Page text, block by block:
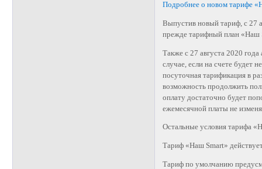
Подробнее о новом тарифе
Выпустив новый тариф, с 27
прежде тарифный план «Наш
Также с 27 августа 2020
случае, если на счете будет
посуточная тарификация в
возможность продолжить
оплату достаточно будет
ежемесячной платы не
Остальные условия тарифа
Тариф «Наш Smart»
Тариф по умолчанию